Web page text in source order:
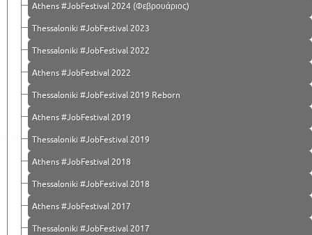
Athens #JobFestival 2024 (Φεβρουάριος)
Thessaloniki #JobFestival 2023
Thessaloniki #JobFestival 2022
Athens #JobFestival 2022
Thessaloniki #JobFestival 2019 Reborn
Athens #JobFestival 2019
Thessaloniki #JobFestival 2019
Athens #JobFestival 2018
Thessaloniki #JobFestival 2018
Athens #JobFestival 2017
Τhessaloniki #JobFestival 2017